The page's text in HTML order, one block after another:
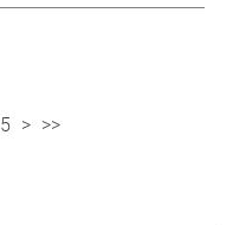
5 > >>